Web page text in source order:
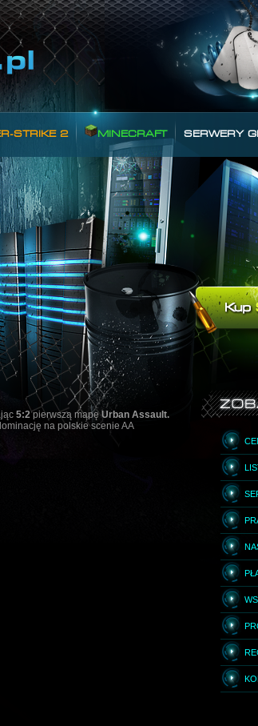
STRIKE 2 MINECRAFT SERWERY
5:2pierwszą mapęUrban Assault.
na polskie scenie AA